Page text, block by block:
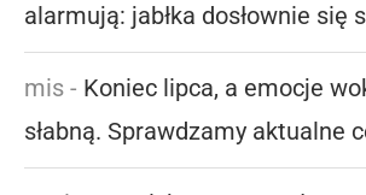
alarmują: jabłka dosłownie się
mis - Koniec lipca, a emocje
słabną. Sprawdzamy aktualne